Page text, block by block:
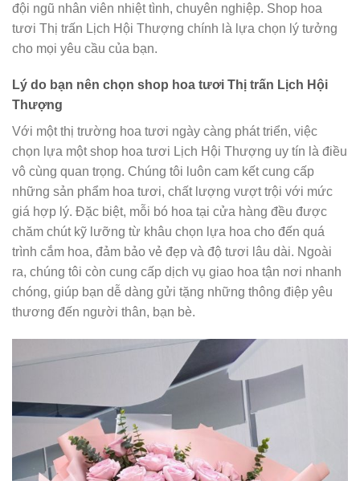
đội ngũ nhân viên nhiệt tình, chuyên nghiệp. Shop hoa
tươi Thị trấn Lịch Hội Thượng chính là lựa chọn lý tưởng
cho mọi yêu cầu của bạn.
Lý do bạn nên chọn shop hoa tươi Thị trấn Lịch Hội
Thượng
Với một thị trường hoa tươi ngày càng phát triển, việc
chọn lựa một shop hoa tươi Lịch Hội Thượng uy tín là điều
vô cùng quan trọng. Chúng tôi luôn cam kết cung cấp
những sản phẩm hoa tươi, chất lượng vượt trội với mức
giá hợp lý. Đặc biệt, mỗi bó hoa tại cửa hàng đều được
chăm chút kỹ lưỡng từ khâu chọn lựa hoa cho đến quá
trình cắm hoa, đảm bảo vẻ đẹp và độ tươi lâu dài. Ngoài
ra, chúng tôi còn cung cấp dịch vụ giao hoa tận nơi nhanh
chóng, giúp bạn dễ dàng gửi tặng những thông điệp yêu
thương đến người thân, bạn bè.